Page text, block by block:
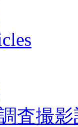
査撮